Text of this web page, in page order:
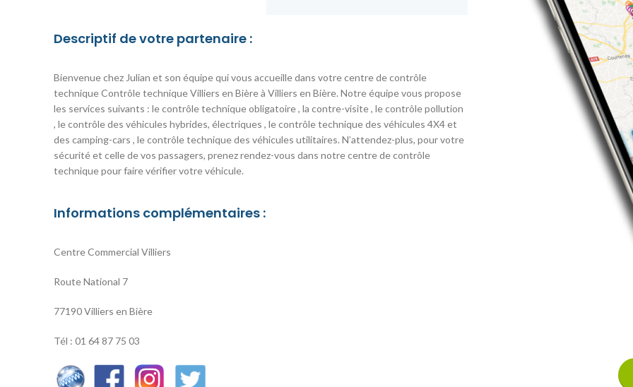
Descriptif de votre partenaire :
Bienvenue chez Julian et son équipe qui vous accueille dans votre centre de contrôle
technique Contrôle technique Villiers en Bière à Villiers en Bière. Notre équipe vous propose
les services suivants : le contrôle technique obligatoire , la contre-visite , le contrôle pollution
, le contrôle des véhicules hybrides, électriques , le contrôle technique des véhicules 4X4 et
des camping-cars , le contrôle technique des véhicules utilitaires. N’attendez-plus, pour votre
sécurité et celle de vos passagers, prenez rendez-vous dans notre centre de contrôle
technique pour faire vérifier votre véhicule.
Informations complémentaires :
Centre Commercial Villiers
Route National 7
77190 Villiers en Bière
Tél : 01 64 87 75 03